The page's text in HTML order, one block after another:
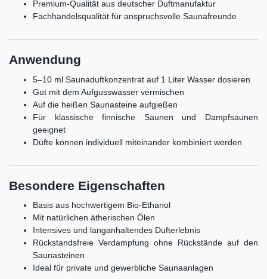
Premium-Qualität aus deutscher Duftmanufaktur
Fachhandelsqualität für anspruchsvolle Saunafreunde
Anwendung
5–10 ml Saunaduftkonzentrat auf 1 Liter Wasser dosieren
Gut mit dem Aufgusswasser vermischen
Auf die heißen Saunasteine aufgießen
Für klassische finnische Saunen und Dampfsaunen
geeignet
Düfte können individuell miteinander kombiniert werden
Besondere Eigenschaften
Basis aus hochwertigem Bio-Ethanol
Mit natürlichen ätherischen Ölen
Intensives und langanhaltendes Dufterlebnis
Rückstandsfreie Verdampfung ohne Rückstände auf den
Saunasteinen
Ideal für private und gewerbliche Saunaanlagen